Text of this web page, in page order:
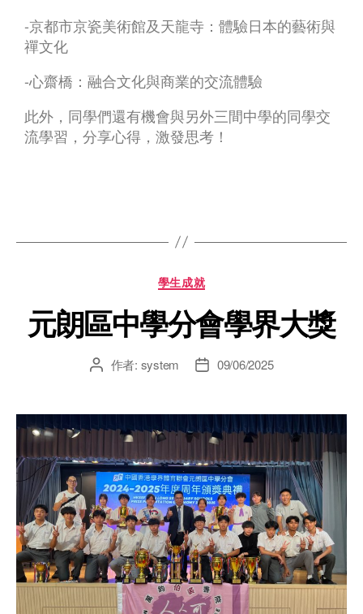
-京都市京瓷美術館及天龍寺：體驗日本的藝術與
禪文化
-心齋橋：融合文化與商業的交流體驗
此外，同學們還有機會與另外三間中學的同學交
流學習，分享心得，激發思考！
學生成就
元朗區中學分會學界大獎
作者: system 09/06/2025